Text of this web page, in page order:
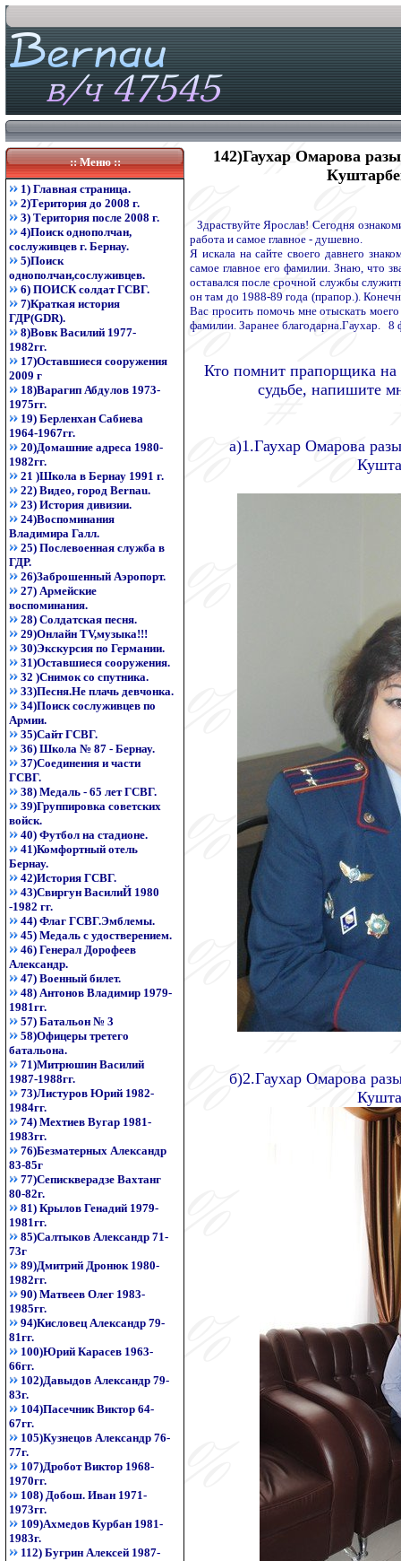
:: Меню ::
1) Главная страница.
2)Територия до 2008 г.
3) Територия после 2008 г.
4)Поиск однополчан,
сослуживцев г. Бернау.
5)Поиск
однополчан,сослуживцев.
6) ПОИСК солдат ГСВГ.
7)Краткая история
ГДР(GDR).
8)Вовк Василий 1977-
1982гг.
17)Оставшиеся сооружения
2009 г
18)Варагип Абдулов 1973-
1975гг.
19) Берленхан Сабиева
1964-1967гг.
20)Домашние адреса 1980-
1982гг.
21 )Школа в Бернау 1991 г.
22) Видео, город Bernau.
23) История дивизии.
24)Воспоминания
Владимира Галл.
25) Послевоенная служба в
ГДР.
26)Заброшенный Аэропорт.
27) Армейские
воспоминания.
28) Солдатская песня.
29)Онлайн TV,музыка!!!
30)Экскурсия по Германии.
31)Оставшиеся сооружения.
32 )Снимок со спутника.
33)Песня.Не плачь девчонка.
34)Поиск сослуживцев по
Армии.
35)Сайт ГСВГ.
36) Школа № 87 - Бернау.
37)Соединения и части
ГСВГ.
38) Медаль - 65 лет ГСВГ.
39)Группировка советских
войск.
40) Футбол на стадионе.
41)Комфортный отель
Бернау.
42)История ГСВГ.
43)Свиргун ВасилиЙ 1980
-1982 гг.
44) Флаг ГСВГ.Эмблемы.
45) Медаль с удостверением.
46) Генерал Дорофеев
Александр.
47) Военный билет.
48) Антонов Владимир 1979-
1981гг.
57) Батальон № 3
58)Офицеры третего
батальона.
71)Митрюшин Василий
1987-1988гг.
73)Листуров Юрий 1982-
1984гг.
74) Мехтиев Вугар 1981-
1983гг.
76)Безматерных Александр
83-85г
77)Сепискверадзе Вахтанг
80-82г.
81) Крылов Генадий 1979-
1981гг.
85)Салтыков Александр 71-
73г
89)Дмитрий Дронюк 1980-
1982гг.
90) Матвеев Олег 1983-
1985гг.
94)Кисловец Александр 79-
81гг.
100)Юрий Карасев 1963-
66гг.
102)Давыдов Александр 79-
83г.
104)Пасечник Виктор 64-
67гг.
105)Кузнецов Александр 76-
77г.
107)Дробот Виктор 1968-
1970гг.
108) Добош. Иван 1971-
1973гг.
109)Ахмедов Курбан 1981-
1983г.
112) Бугрин Алексей 1987-
142)Гаухар Омарова
Здраствуйте Ярослав! Сегодня
работа и самое главное - душевно.
Я искала на сайте своего давнего
самое главное его фамилии. Знаю, что
оставался после срочной службы
он там до 1988-89 года (прапор.).
Вас просить помочь мне отыскать
фамилии. Заранее благодарна.Гаухар. 8
Кто помнит прапорщика на
судьбе, напишите
а)1.Гаухар Омарова
б)2.Гаухар Омарова